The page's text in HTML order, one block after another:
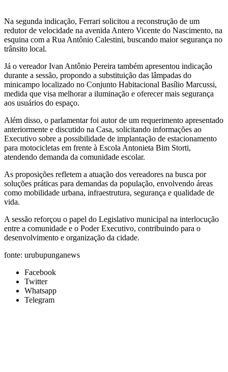
Na segunda indicação, Ferrari solicitou a reconstrução de um
redutor de velocidade na avenida Antero Vicente do Nascimento, na
esquina com a Rua Antônio Calestini, buscando maior segurança no
trânsito local.
Já o vereador Ivan Antônio Pereira também apresentou indicação
durante a sessão, propondo a substituição das lâmpadas do
minicampo localizado no Conjunto Habitacional Basílio Marcussi,
medida que visa melhorar a iluminação e oferecer mais segurança
aos usuários do espaço.
Além disso, o parlamentar foi autor de um requerimento apresentado
anteriormente e discutido na Casa, solicitando informações ao
Executivo sobre a possibilidade de implantação de estacionamento
para motocicletas em frente à Escola Antonieta Bim Storti,
atendendo demanda da comunidade escolar.
As proposições refletem a atuação dos vereadores na busca por
soluções práticas para demandas da população, envolvendo áreas
como mobilidade urbana, infraestrutura, segurança e qualidade de
vida.
A sessão reforçou o papel do Legislativo municipal na interlocução
entre a comunidade e o Poder Executivo, contribuindo para o
desenvolvimento e organização da cidade.
fonte: urubupunganews
Facebook
Twitter
Whatsapp
Telegram